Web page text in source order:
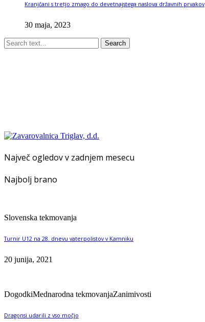
Kranjčani s tretjo zmago do devetnajstega naslova državnih prvakov
30 maja, 2023
Search
Največ ogledov v zadnjem mesecu
Najbolj brano
Slovenska tekmovanja
Turnir U12 na 28. dnevu vaterpolistov v Kamniku
20 junija, 2021
DogodkiMednarodna tekmovanjaZanimivosti
Dragonsi udarili z vso močjo